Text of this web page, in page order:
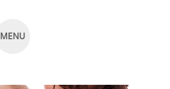
MENU